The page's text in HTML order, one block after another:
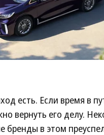
есть. Если время в
вернуть его делу.
бренды в этом